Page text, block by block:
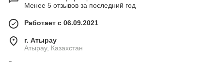
Менее 5 отзывов за последний год
Работает с 06.09.2021
г. Атырау
Атырау, Казахстан